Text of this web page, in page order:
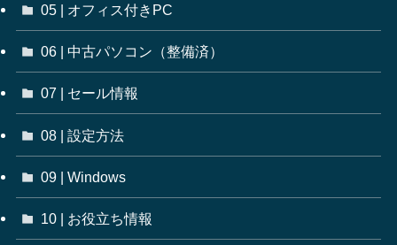
05 | オフィス付きPC
06 | 中古パソコン（整備済）
07 | セール情報
08 | 設定方法
09 | Windows
10 | お役立ち情報